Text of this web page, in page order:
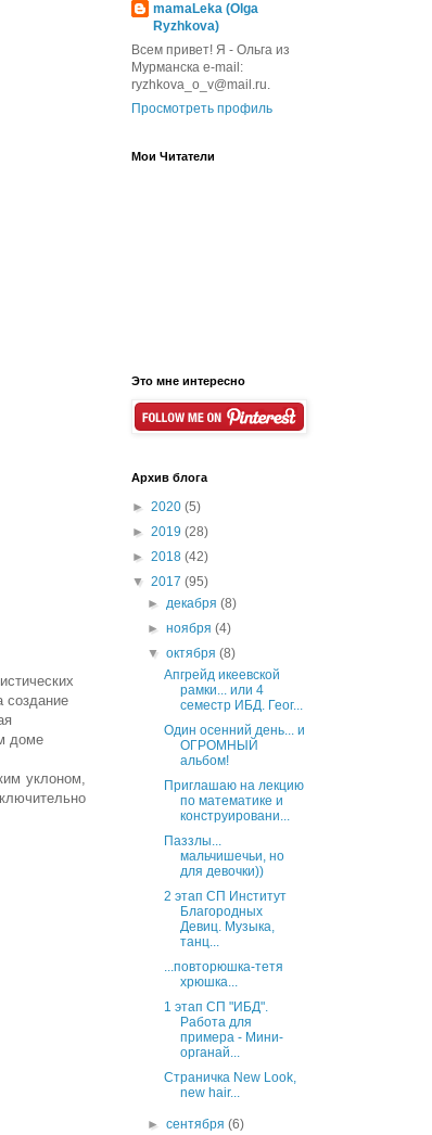
создание
доме
уклоном,
mamaLeka (Olga
Ryzhkova)
Всем привет! Я - Ольга из
Мурманска e-mail:
ryzhkova_o_v@mail.ru.
Просмотреть профиль
Мои Читатели
Это мне интересно
Архив блога
► 2020 (5)
► 2019 (28)
► 2018 (42)
▼ 2017 (95)
►декабря(8)
►ноября(4)
▼октября(8)
Апгрейд икеевской
рамки... или 4
семестр ИБД. Геог...
Один осенний день... и
ОГРОМНЫЙ
альбом!
Приглашаю на лекцию
по математике и
конструировани...
Паззлы...
мальчишечьи, но
для девочки))
2 этап СП Институт
Благородных
Девиц. Музыка,
танц...
...повторюшка-тетя
хрюшка...
1 этап СП "ИБД".
Работа для
примера - Мини-
органай...
Страничка New Look,
new hair...
►сентября(6)